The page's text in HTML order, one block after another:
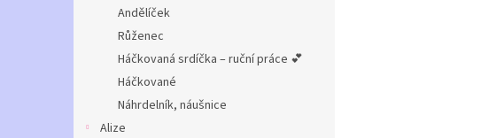
Andělíček
Růženec
Háčkovaná srdíčka – ruční práce 💕
Háčkované
Náhrdelník, náušnice
Alize